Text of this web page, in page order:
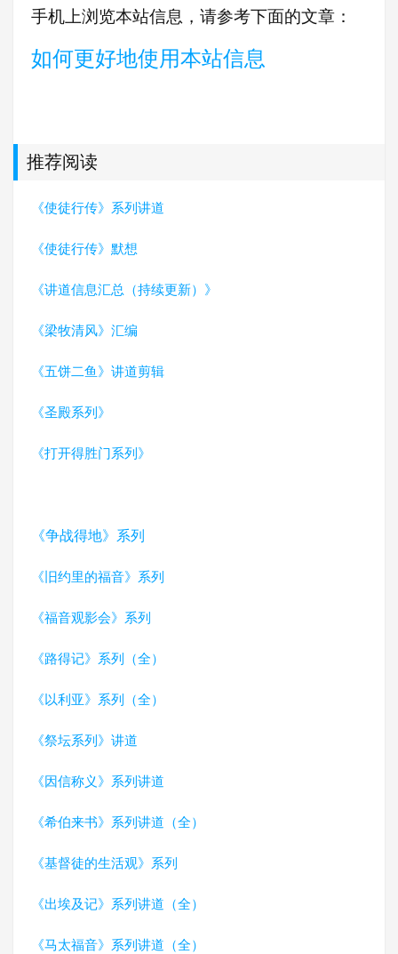
手机上浏览本站信息，请参考下面的文章：
如何更好地使用本站信息
推荐阅读
《使徒行传》系列讲道
《使徒行传》默想
《讲道信息汇总（持续更新）》
《梁牧清风》汇编
《五饼二鱼》讲道剪辑
《圣殿系列》
《打开得胜门系列》
《争战得地》系列
《旧约里的福音》系列
《福音观影会》系列
《路得记》系列（全）
《以利亚》系列（全）
《祭坛系列》讲道
《因信称义》系列讲道
《希伯来书》系列讲道（全）
《基督徒的生活观》系列
《出埃及记》系列讲道（全）
《马太福音》系列讲道（全）